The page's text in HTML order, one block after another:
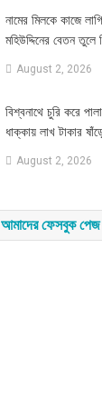
নামের মিলকে কাজে
মহিউদ্দিনের বেতন তুলে
August 2, 2026
‎বিশ্বনাথে চুরি করে
ধাক্কায় লাখ টাকার
August 2, 2026
আমাদের ফেসবুক পেজ